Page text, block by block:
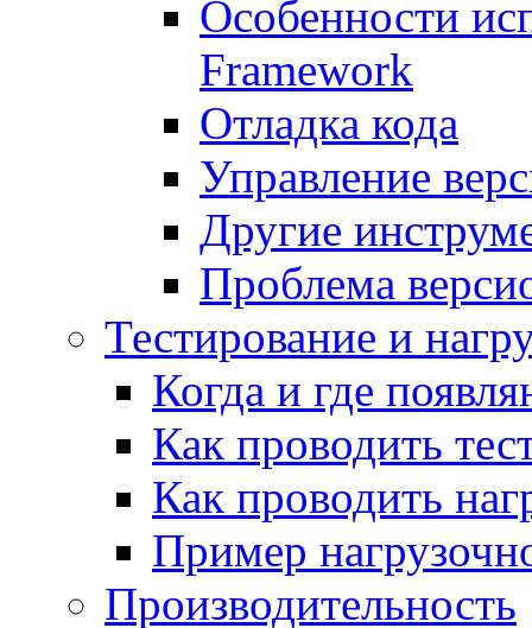
Особенности
Framework
Отладка кода
Управление
Другие
Проблема
Тестирование и
Когда и где
Как проводить
Как проводить
Пример
Производительность